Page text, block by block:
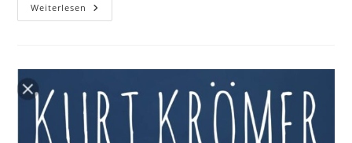
Weiterlesen